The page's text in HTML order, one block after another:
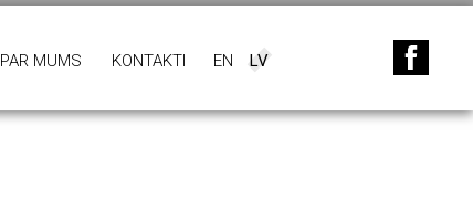
PAR MUMS KONTAKTI EN LV